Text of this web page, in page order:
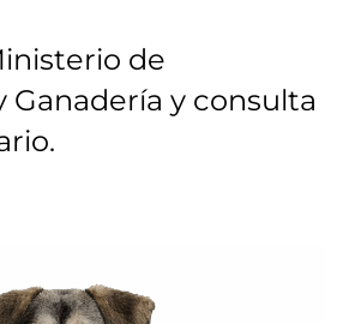
de
Ganadería y consulta